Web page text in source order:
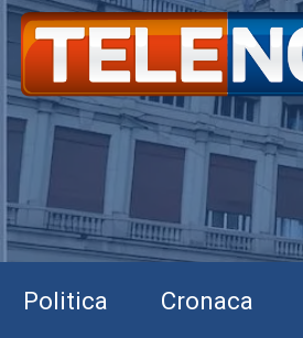
Politica Cronaca